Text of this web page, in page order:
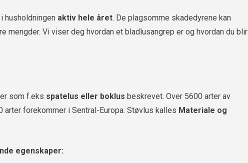
husholdningen aktiv hele året. De plagsomme skadedyrene kan
mengder. Vi viser deg hvordan et bladlusangrep er og hvordan du blir
som f.eks spatelus eller boklus beskrevet. Over 5600 arter av
forekommer i Sentral-Europa. Støvlus kalles Materiale og
egenskaper: